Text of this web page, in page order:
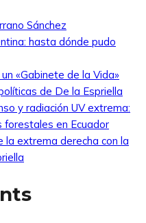
Sánchez
hasta dónde pudo
«Gabinete de la Vida»
de De la Espriella
y radiación UV extrema:
forestales en Ecuador
la extrema derecha con la